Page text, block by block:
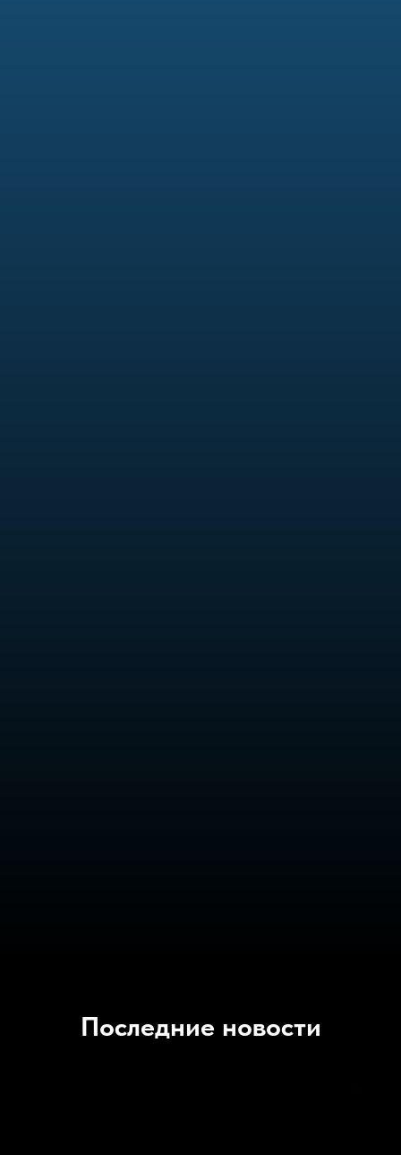
Последние новости